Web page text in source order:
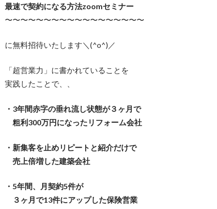
最速で契約になる方法zoomセミナー
〜〜〜〜〜〜〜〜〜〜〜〜〜〜〜〜〜〜
に無料招待いたします＼(^o^)／
「超営業力」に書かれていることを
実践したことで、、
・3年間赤字の垂れ流し状態が３ヶ月で
粗利300万円になったリフォーム会社
・新集客を止めリピートと紹介だけで
売上倍増した建築会社
・5年間、月契約5件が
３ヶ月で13件にアップした保険営業